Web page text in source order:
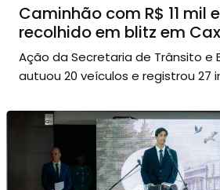
Caminhão com R$ 11 mil
recolhido em blitz em
Ação da Secretaria de Trânsito e
autuou 20 veículos e registrou 27